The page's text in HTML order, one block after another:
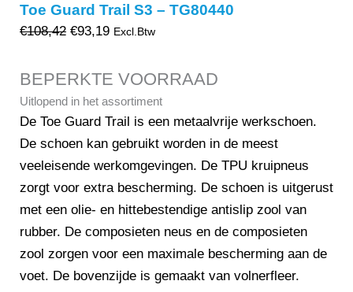
Toe Guard Trail S3 – TG80440
€108,42 Oorspronkelijke
was:
€108,42.
€93,19Huidige
is:
€93,19.
Excl.Btw
BEPERKTE VOORRAAD
Uitlopend in het assortiment
De Toe Guard Trail is een metaalvrije werkschoen.
De schoen kan gebruikt worden in de meest
veeleisende werkomgevingen. De TPU kruipneus
zorgt voor extra bescherming. De schoen is uitgerust
met een olie- en hittebestendige antislip zool van
rubber. De composieten neus en de composieten
zool zorgen voor een maximale bescherming aan de
voet. De bovenzijde is gemaakt van volnerfleer.